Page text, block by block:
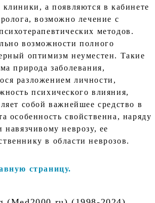
клиники, а появляются в кабинете
возможно лечение с
методов.
возможности полного
оптимизм неуместен. Такие
природа заболевания,
разложением личности,
психического влияния,
собой важнейшее средство в
особенность свойственна, наряду
неврозу, ее
в области неврозов.
страницу.